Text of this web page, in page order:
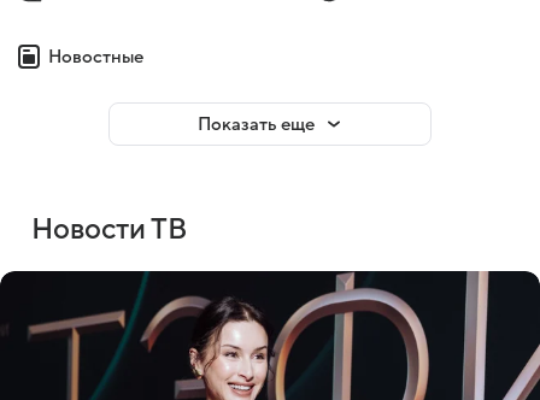
Новостные
Показать еще
Новости ТВ